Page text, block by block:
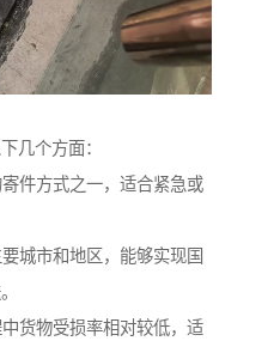
几个方面：
件方式之一，适合紧急或
城市和地区，能够实现国
货物受损率相对较低，适